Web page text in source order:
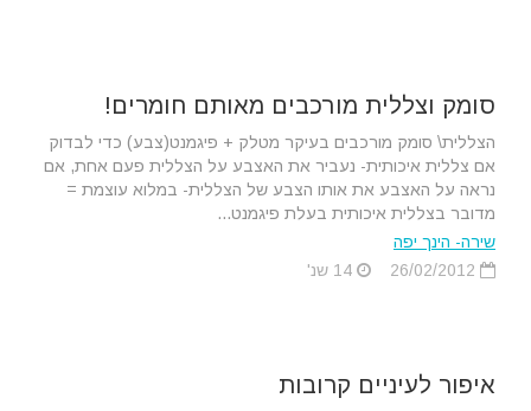
סומק וצללית מורכבים מאותם חומרים!
הצללית\ סומק מורכבים בעיקר מטלק + פיגמנט(צבע) כדי לבדוק
אם צללית איכותית- נעביר את האצבע על הצללית פעם אחת, אם
נראה על האצבע את אותו הצבע של הצללית- במלוא עוצמת =
מדובר בצללית איכותית בעלת פיגמנט...
שירה- הינך יפה
איפור לעיניים קרובות